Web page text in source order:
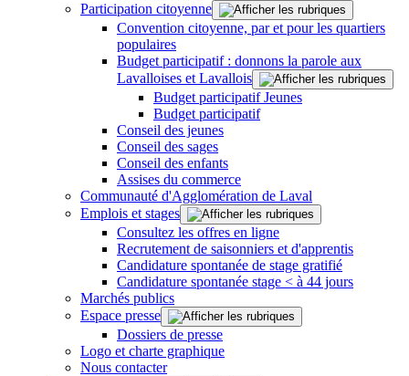
Participation citoyenne
Convention citoyenne, par et pour les quartiers
populaires
Budget participatif : donnons la parole aux
Lavalloises et Lavallois
Budget participatif Jeunes
Budget participatif
Conseil des jeunes
Conseil des sages
Conseil des enfants
Assises du commerce
Communauté d'Agglomération de Laval
Emplois et stages
Consultez les offres en ligne
Recrutement de saisonniers et d'apprentis
Candidature spontanée de stage gratifié
Candidature spontanée stage < à 44 jours
Marchés publics
Espace presse
Dossiers de presse
Logo et charte graphique
Nous contacter